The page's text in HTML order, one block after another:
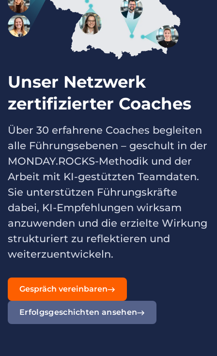
Unser Netzwerk
zertifizierter Coaches
Über 30 erfahrene Coaches begleiten
alle Führungsebenen – geschult in der
MONDAY.ROCKS-Methodik und der
Arbeit mit KI-gestützten Teamdaten.
Sie unterstützen Führungskräfte
dabei, KI-Empfehlungen wirksam
anzuwenden und die erzielte Wirkung
strukturiert zu reflektieren und
weiterzuentwickeln.
Gespräch vereinbaren
Erfolgsgeschichten ansehen